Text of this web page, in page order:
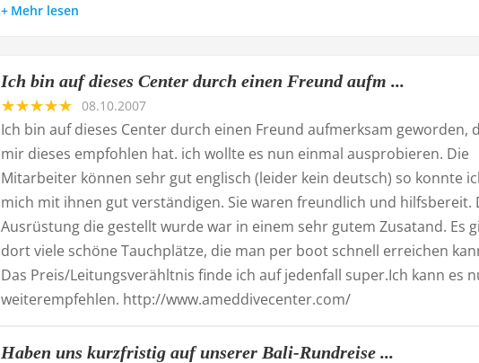
Mehr lesen
Ich bin auf dieses Center durch einen Freund aufm ...
08.10.2007
Ich bin auf dieses Center durch einen Freund aufmerksam geworden,
mir dieses empfohlen hat. ich wollte es nun einmal ausprobieren. Die
Mitarbeiter können sehr gut englisch (leider kein deutsch) so konnte
mich mit ihnen gut verständigen. Sie waren freundlich und hilfsbereit.
Ausrüstung die gestellt wurde war in einem sehr gutem Zusatand. Es
dort viele schöne Tauchplätze, die man per boot schnell erreichen
Das Preis/Leitungsverähltnis finde ich auf jedenfall super.Ich kann es
weiterempfehlen. http://www.ameddivecenter.com/
Haben uns kurzfristig auf unserer Bali-Rundreise ...